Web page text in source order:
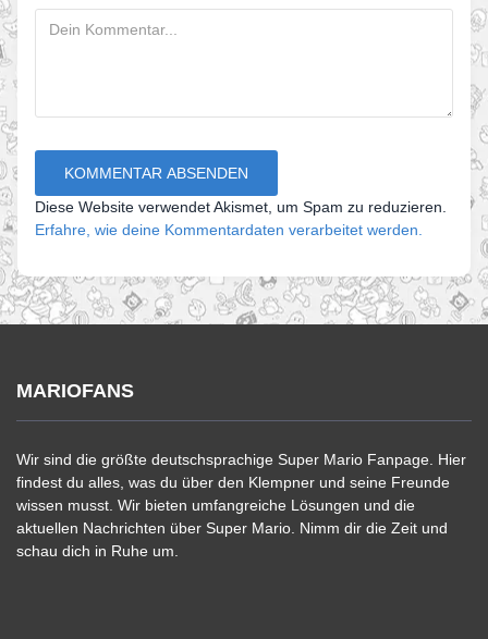
Diese Website verwendet Akismet, um Spam zu reduzieren.
Erfahre, wie deine Kommentardaten verarbeitet werden.
MARIOFANS
Wir sind die größte deutschsprachige Super Mario Fanpage. Hier
findest du alles, was du über den Klempner und seine Freunde
wissen musst. Wir bieten umfangreiche Lösungen und die
aktuellen Nachrichten über Super Mario. Nimm dir die Zeit und
schau dich in Ruhe um.